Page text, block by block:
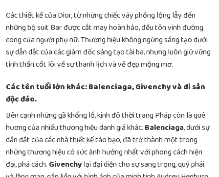
Các thiết kế của Dior, từ những chiếc váy phồng lộng lẫy đến
những bộ suit Bar được cắt may hoàn hảo, đều tôn vinh đường
cong của người phụ nữ. Thương hiệu không ngừng sáng tạo dưới
sự dẫn dắt của các giám đốc sáng tạo tài ba, nhưng luôn giữ vững
tinh thần cốt lõi về sự thanh lịch và vẻ đẹp mộng mơ.
Các tên tuổi lớn khác: Balenciaga, Givenchy và di sản
độc đáo.
Bên cạnh những gã khổng lồ, kinh đô thời trang Pháp còn là quê
hương của nhiều thương hiệu danh giá khác. Balenciaga, dưới sự
dẫn dắt của các nhà thiết kế táo bạo, đã trở thành một trong
những thương hiệu có sức ảnh hưởng nhất với phong cách hiện
đại, phá cách. Givenchy lại đại diện cho sự sang trọng, quý phái